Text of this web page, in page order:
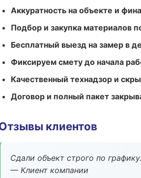
Аккуратность на объекте и
Подбор и закупка материалов
Бесплатный выезд на замер в
Фиксируем смету до начала
Качественный технадзор и
Договор и полный пакет
клиентов
Сдали объект строго по
— Клиент компании